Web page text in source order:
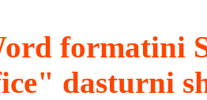
formatini
dasturni